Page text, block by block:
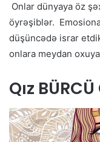
Onlar dünyaya öz
öyrəşiblər.
düşüncədə israr
onlara meydan
Qız